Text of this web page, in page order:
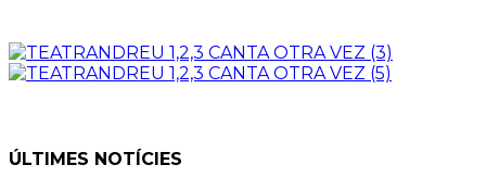
ÚLTIMES NOTÍCIES